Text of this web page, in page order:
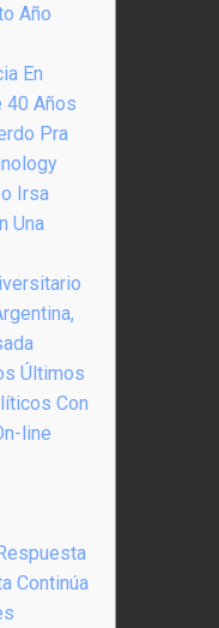
Año
En
40 Años
Pra
Irsa
Una
Últimos
Con
line
Continúa